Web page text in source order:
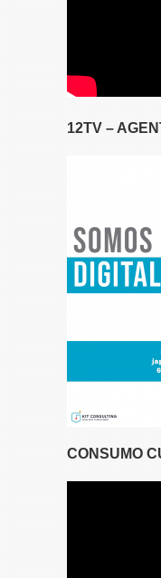
12TV –
CONSUMO